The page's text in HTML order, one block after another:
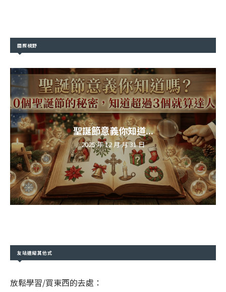
國際視野
聖誕節意義你知道...
2025 年 12 月 月 31 日
友站連結其他式
放鬆學習/買東西的去處：